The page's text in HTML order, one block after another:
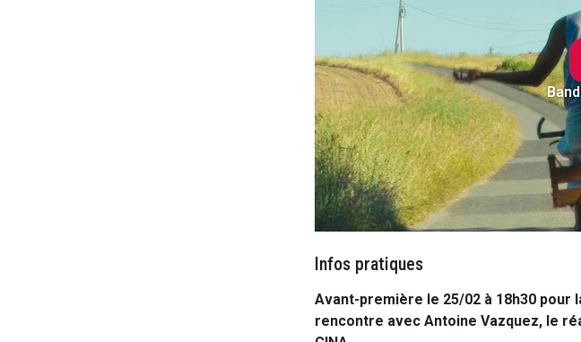
Infos pratiques
Avant-première le 25/02 à 18h30 pour
rencontre avec Antoine Vazquez, le